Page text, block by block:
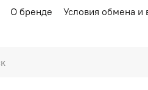
О бренде Условия обмена и